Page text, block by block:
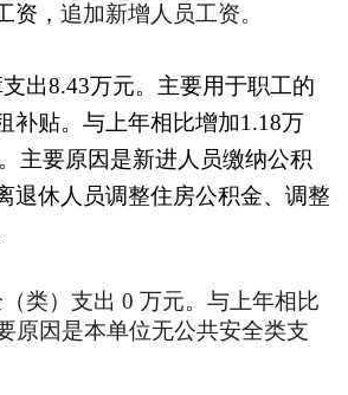
资， 追加新增人员工资。
出8.43万元。主要用于职工的
补贴。与上年相比增加1.18万
。主要原因是新进人员缴纳公积
退休人员调整住房公积金、调整
（类）支出 0万元。与上年相比
原因是本单位无公共安全类支